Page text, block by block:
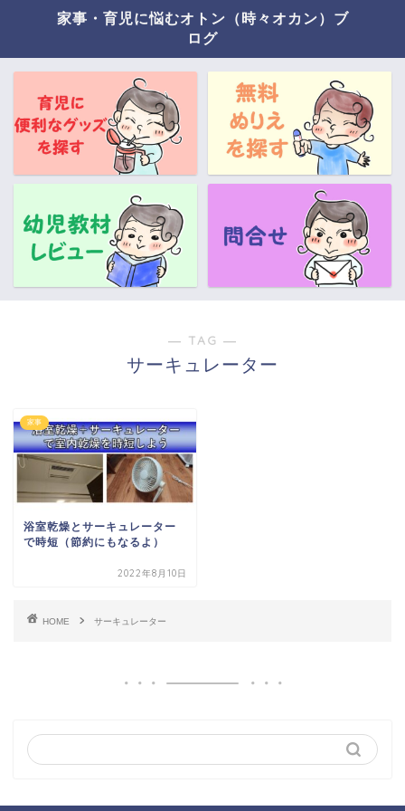
家事・育児に悩むオトン（時々オカン）ブ
ログ
― TAG ―
サーキュレーター
家事
浴室乾燥とサーキュレーター
で時短（節約にもなるよ）
2022年8月10日
HOME サーキュレーター